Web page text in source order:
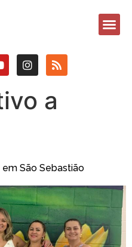
a
São Sebastião